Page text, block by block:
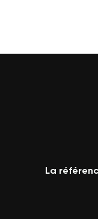
La